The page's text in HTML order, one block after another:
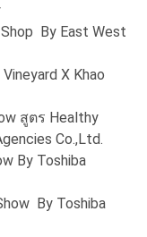
By East West
X Khao
สูตร Healthy
Co.,Ltd.
By Toshiba
By Toshiba